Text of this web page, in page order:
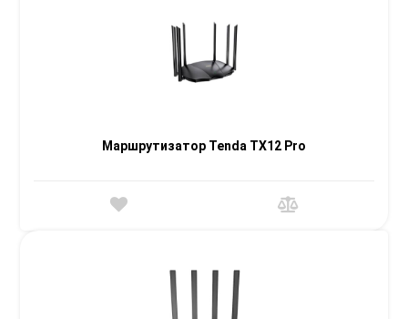
Маршрутизатор Tenda TX12 Pro